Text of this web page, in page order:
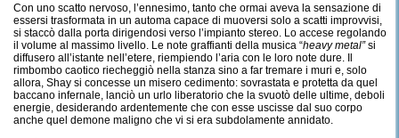
Con uno scatto nervoso, l’ennesimo, tanto che ormai aveva la sensazione di
essersi trasformata in un automa capace di muoversi solo a scatti improvvisi,
si staccò dalla porta dirigendosi verso l’impianto stereo. Lo accese regolando
il volume al massimo livello. Le note graffianti della musica “heavy metal”si
diffusero all’istante nell’etere, riempiendo l’aria con le loro note dure. Il
rimbombo caotico riecheggiò nella stanza sino a far tremare i muri e, solo
allora, Shay si concesse un misero cedimento: sovrastata e protetta da quel
baccano infernale, lanciò un urlo liberatorio che la svuotò delle ultime, deboli
energie, desiderando ardentemente che con esse uscisse dal suo corpo
anche quel demone maligno che vi si era subdolamente annidato.